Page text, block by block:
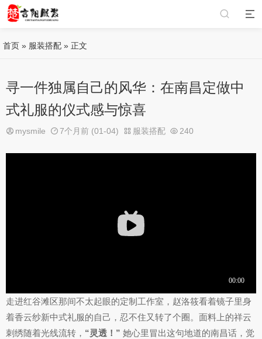
首页 » 服装搭配 » 正文
寻一件独属自己的风华：在南昌定做中
式礼服的仪式感与惊喜
mysmile 7个月前 (01-04) 服装搭配 240
走进红谷滩区那间不太起眼的定制工作室，赵洛筱看着镜子里身
着香云纱新中式礼服的自己，忍不住又转了个圈。面料上的祥云
刺绣随着光线流转， “灵透！” 她心里冒出这句地道的南昌话，觉